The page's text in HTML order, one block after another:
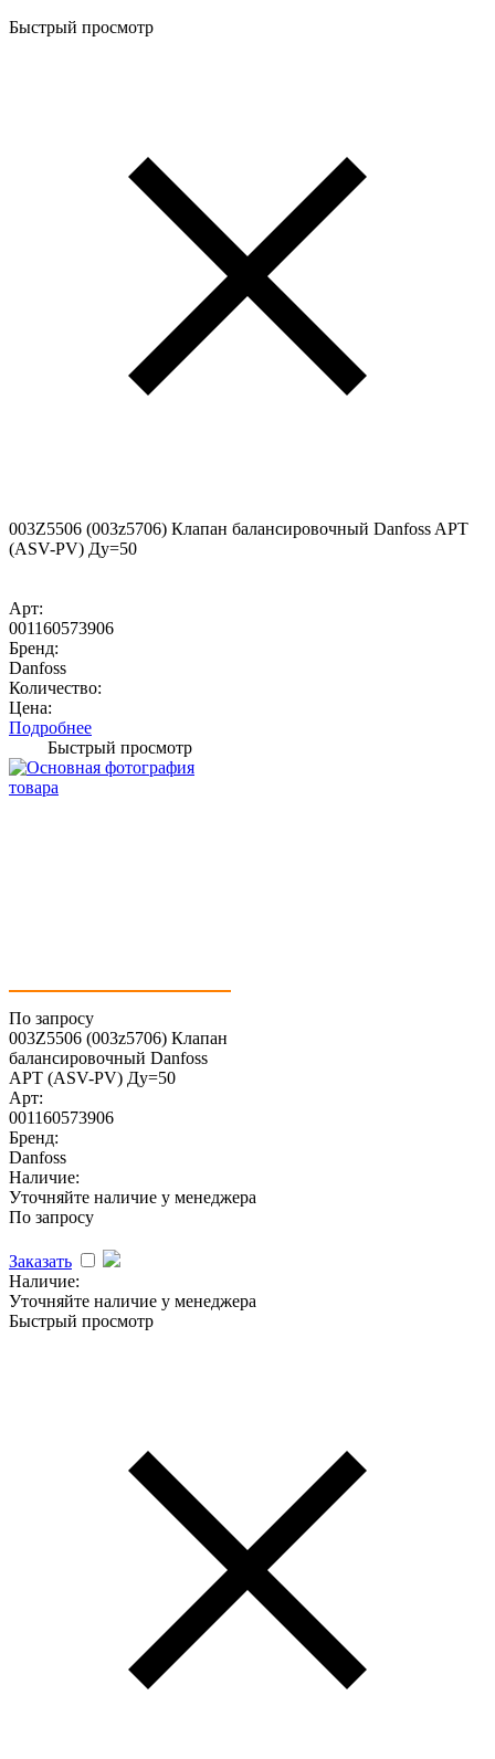
Быстрый просмотр
003Z5506 (003z5706) Клапан балансировочный Danfoss APT
(ASV-PV) Ду=50
Арт:
001160573906
Бренд:
Danfoss
Количество:
Цена:
Подробнее
Быстрый просмотр
По запросу
003Z5506 (003z5706) Клапан
балансировочный Danfoss
APT (ASV-PV) Ду=50
Арт:
001160573906
Бренд:
Danfoss
Наличие:
Уточняйте наличие у менеджера
По запросу
Заказать
Наличие:
Уточняйте наличие у менеджера
Быстрый просмотр